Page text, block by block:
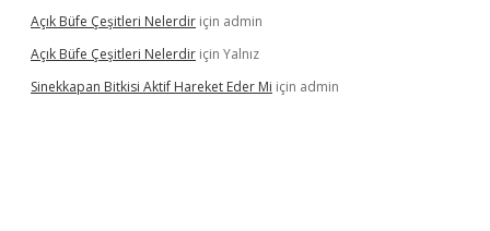
Açık Büfe Çeşitleri Nelerdir için admin
Açık Büfe Çeşitleri Nelerdir için Yalnız
Sinekkapan Bitkisi Aktif Hareket Eder Mi için admin